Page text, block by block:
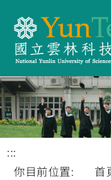
:::
你目前位置:
首